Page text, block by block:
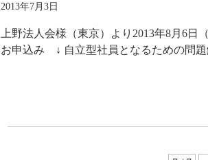
2013年7月3日
上野法人会様（東京）より2013年8月6
お申込み ↓ 自立型社員となるための問